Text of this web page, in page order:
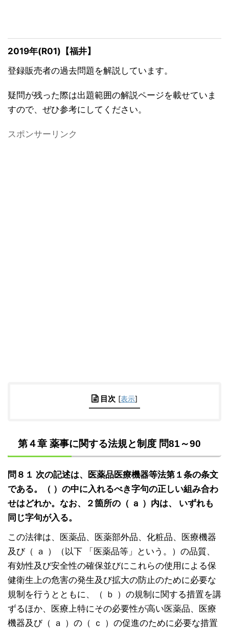
2019年(R01)【福井】
登録販売者の過去問題を解説しています。
疑問が残った際は出題範囲の解説ページを載せていま
すので、ぜひ参考にしてください。
スポンサーリンク
目次 [表示]
第４章 薬事に関する法規と制度 問81～90
問８１ 次の記述は、医薬品医療機器等法第１条の条文
である。（ ）の中に入れるべき字句の正しい組み合わ
せはどれか。なお、２箇所の（ ａ ）内は、 いずれも
同じ字句が入る。
この法律は、医薬品、医薬部外品、化粧品、医療機器
及び（ ａ ）（以下 「医薬品等」という。）の品質、
有効性及び安全性の確保並びにこれらの使用による保
健衛生上の危害の発生及び拡大の防止のために必要な
規制を行うとともに、（ ｂ ）の規制に関する措置を講
ずるほか、医療上特にその必要性が高い医薬品、医療
機器及び（ ａ ）の（ ｃ ）の促進のために必要な措置